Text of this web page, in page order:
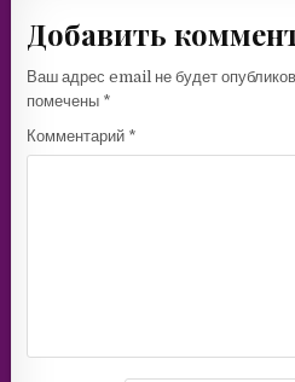
Добавить
Ваш адрес email не будет
помечены *
Комментарий *